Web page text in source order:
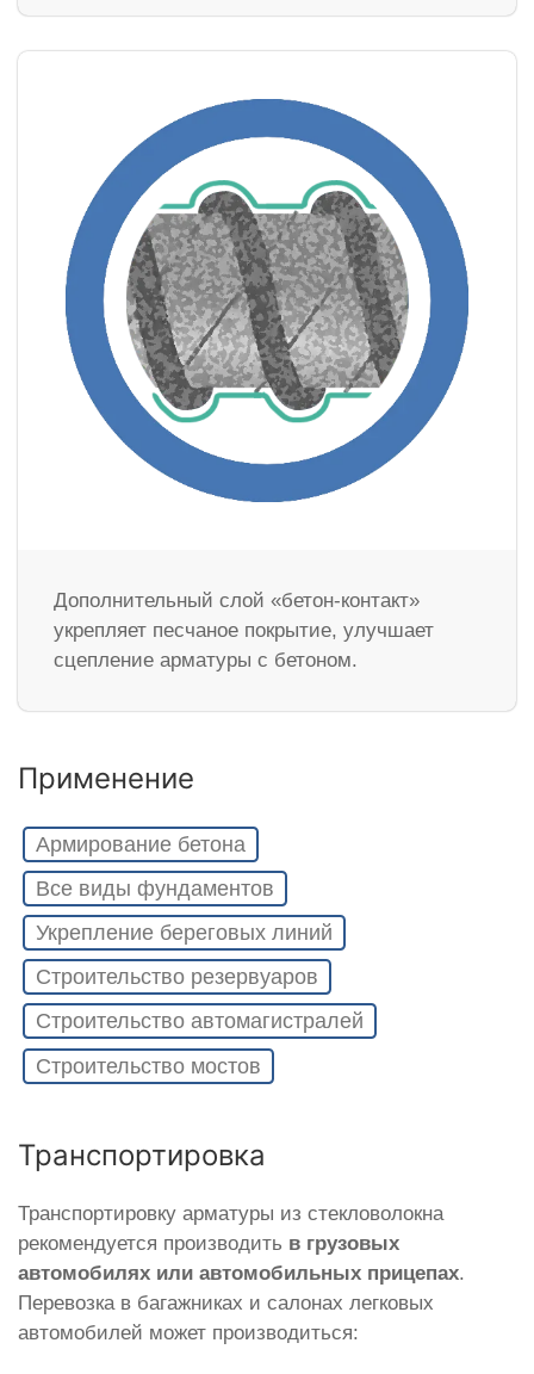
Дополнительный слой «бетон-контакт»
укрепляет песчаное покрытие, улучшает
сцепление арматуры с бетоном.
Применение
Армирование бетона
Все виды фундаментов
Укрепление береговых линий
Строительство резервуаров
Строительство автомагистралей
Строительство мостов
Транспортировка
Транспортировку арматуры из стекловолокна
рекомендуется производить в грузовых
автомобилях или автомобильных прицепах.
Перевозка в багажниках и салонах легковых
автомобилей может производиться: